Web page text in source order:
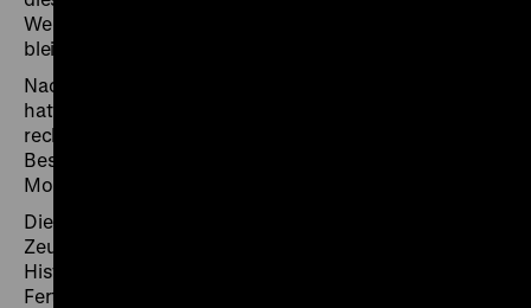
Werk im DHM dauerhaft der Öffentlichkeit zugänglich
bleibt.“
Nach einem Hinweis der Mosse Art Research Initiative
hatte das Deutsche Historische Museum seit 2019
recherchiert, ob es sich bei dem Gemälde in seinem
Bestand um ein Werk aus der „Sammlung Rudolf
Mosse” handeln könne.
Die Entstehungsgeschichte des Gemäldes ist mit dem
Zeughaus, dem heutigen Standort des Deutschen
Historischen Museums, verbunden: Nach
Fertigstellung der „Ruhmeshalle der brandenburgisch-